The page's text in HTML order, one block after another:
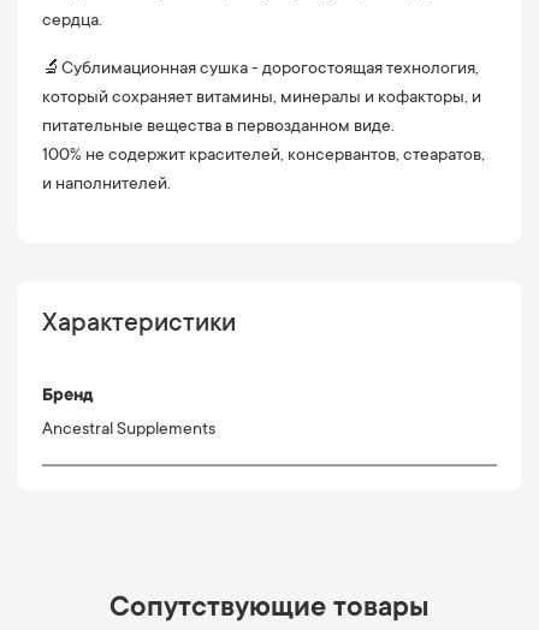
сердца.
🔬Сублимационная сушка - дорогостоящая технология,
который сохраняет витамины, минералы и кофакторы, и
питательные вещества в первозданном виде.
100% не содержит красителей, консервантов, стеаратов,
и наполнителей.
Характеристики
Бренд
Ancestral Supplements
Сопутствующие товары